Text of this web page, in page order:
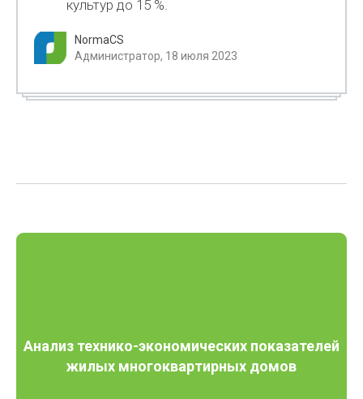
культур до 15 %.
NormaCS
Администратор, 18 июля 2023
Анализ технико-экономических показателей
жилых многоквартирных домов